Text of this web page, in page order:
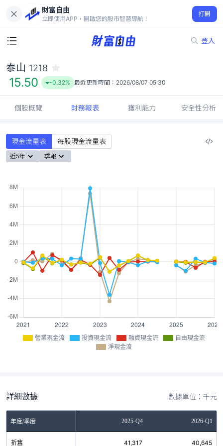
財富自由
立即使用APP，開啟您的股市智慧導航！
打開
登入
15.50
-0.32%
泰山 1218
15.50 -0.32% 最近更新時間： 2026/08/07 05:30
個股概覽 財務報表 獲利能力 安全性分析
現金流量表 每股現金流量表
近5年 季報
營業現金流 投資現金流 融資現金流
自由現金流
淨現金流
詳細數據 數據單位：千元
年度/季度 2025-Q4 2026-Q1
折舊 41,317 40,645